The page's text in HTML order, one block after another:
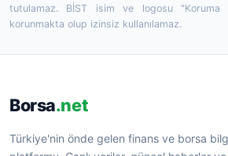
tutulamaz. BİST isim ve logosu "Koruma
korunmakta olup izinsiz kullanılamaz.
Borsa.net
Türkiye'nin önde gelen finans ve borsa